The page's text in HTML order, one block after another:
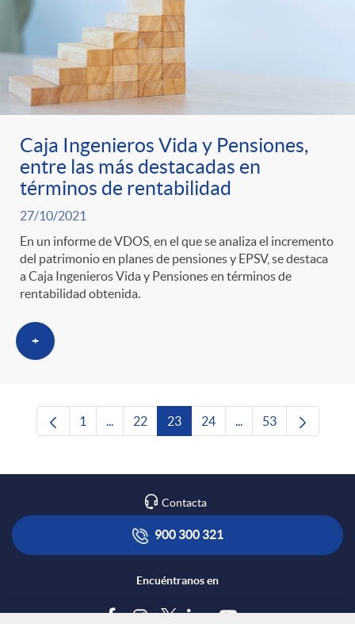
Caja Ingenieros Vida y Pensiones,
entre las más destacadas en
términos de rentabilidad
27/10/2021
En un informe de VDOS, en el que se analiza el incremento
del patrimonio en planes de pensiones y EPSV, se destaca
a Caja Ingenieros Vida y Pensiones en términos de
rentabilidad obtenida.
+
Página
1 ...Páginas intermedias Use TAB para
Página
22 Página
23 Página
24 ...Páginas intermedias
Página
53
Contacta
900 300 321
Encuéntranos en